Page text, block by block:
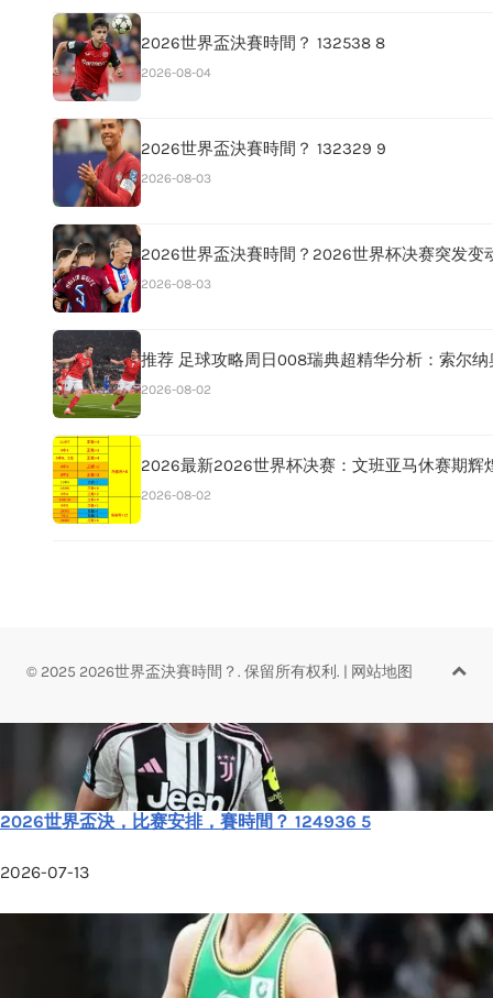
2026世界盃決賽時間？ 132538 8
2026-08-04
2026世界盃決賽時間？ 132329 9
2026-08-03
2026世界盃決賽時間？2026世界杯决赛突发变
2026-08-03
推荐 足球攻略周日008瑞典超精华分析：索尔
2026-08-02
2026最新2026世界杯决赛：文班亚马休赛期辉
2026-08-02
© 2025 2026世界盃決賽時間？. 保留所有权利. | 网站地图
2026世界盃決，比赛安排，賽時間？ 124936 5
2026-07-13